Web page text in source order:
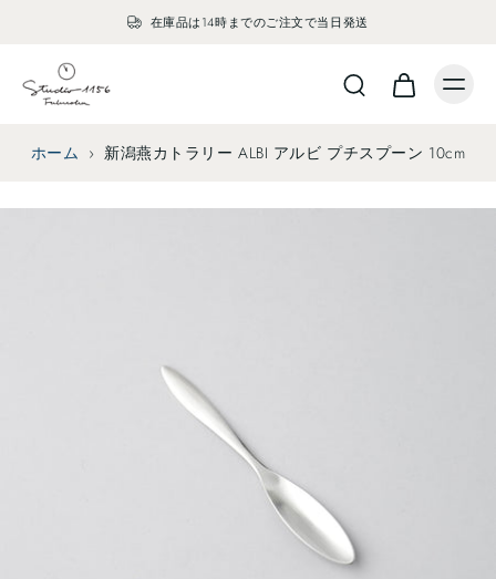
在庫品は14時までのご注文で当日発送
ホーム › 新潟燕カトラリー ALBI アルビ プチスプーン 10cm